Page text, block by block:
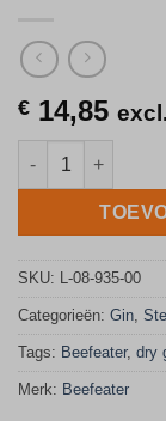
€ 14,85
Beefeater Pink
SKU: L-08-935-00
Categorieën: Gin,
Tags: Beefeater, dry
Merk: Beefeater